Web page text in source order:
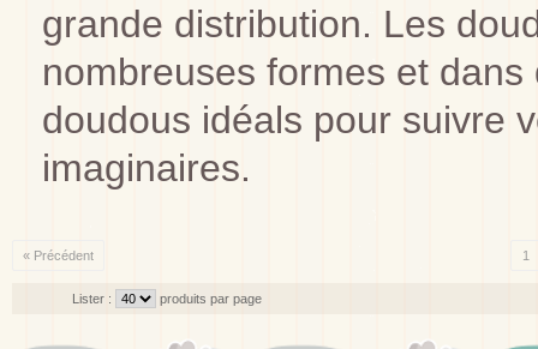
grande distribution. Les
nombreuses formes et
doudous idéals pour suivre
imaginaires.
« Précédent 1
Lister : produits par page